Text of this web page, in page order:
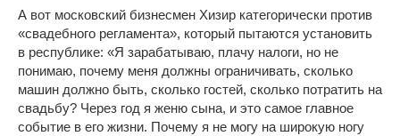
А вот московский бизнесмен Хизир категорически против
«свадебного регламента», который пытаются установить
в республике: «Я зарабатываю, плачу налоги, но не
понимаю, почему меня должны ограничивать, сколько
машин должно быть, сколько гостей, сколько потратить на
свадьбу? Через год я женю сына, и это самое главное
событие в его жизни. Почему я не могу на широкую ногу